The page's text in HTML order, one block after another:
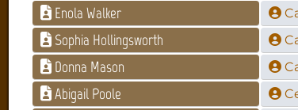
Enola Walker
Sophia Hollingsworth
Donna Mason
Abigail Poole